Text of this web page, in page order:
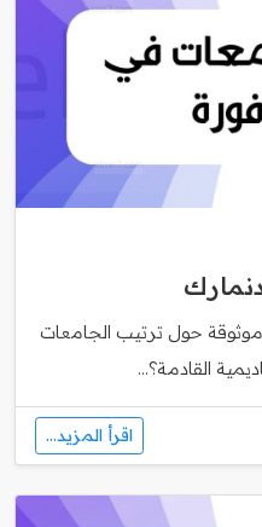
حول ترتيب الجامعات
القادمة؟...
اقرأ المزيد...